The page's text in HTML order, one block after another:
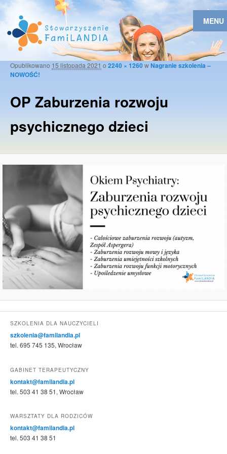
MENU
OP Zaburzenia rozwoju
psychicznego dzieci
Opublikowano 15 listopada 2021 o 2240 × 1260wNagranie szkolenia –
NOWOŚĆ!
SZKOLENIA DLA NAUCZYCIELI
szkolenia@familandia.pl
tel. 695 745 135, Wrocław
GABINET TERAPEUTYCZNY
kontakt@familandia.pl
tel. 503 41 38 51, Wrocław
WARSZTATY DLA RODZICÓW
kontakt@familandia.pl
tel. 503 41 38 51